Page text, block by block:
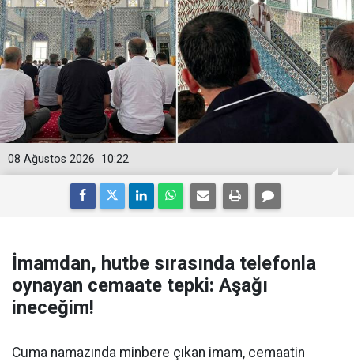
10:22
08 Ağustos 2026
İmamdan, hutbe sırasında telefonla
oynayan cemaate tepki: Aşağı
ineceğim!
Cuma namazında minbere çıkan imam, cemaatin